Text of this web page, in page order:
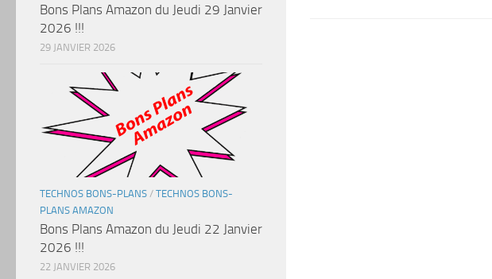
Bons Plans Amazon du Jeudi 29 Janvier
2026 !!!
29 JANVIER 2026
TECHNOS BONS-PLANS / TECHNOS BONS-
PLANS AMAZON
Bons Plans Amazon du Jeudi 22 Janvier
2026 !!!
22 JANVIER 2026